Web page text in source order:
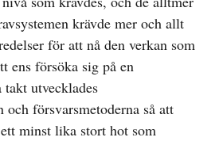
krävde mer och allt
för att nå den verkan som
ens försöka sig på en
utvecklades
och försvarsmetoderna så att
minst lika stort hot som